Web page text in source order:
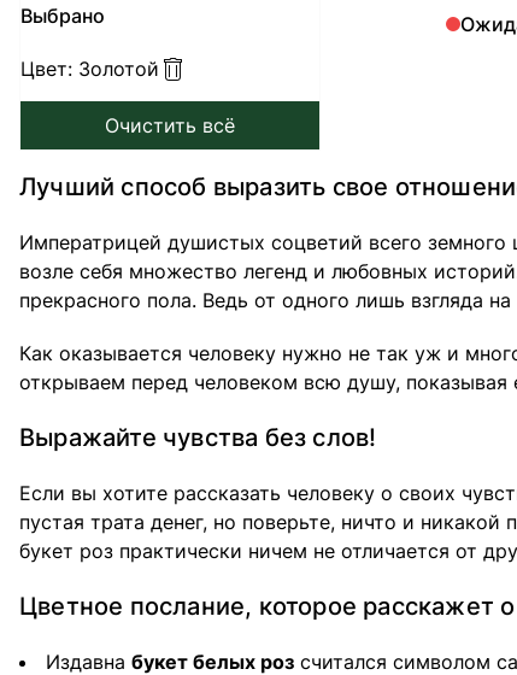
Выбрано
Цвет: Золотой
Очистить всё
Лучший способ выразить свое
Императрицей душистых соцветий всего
возле себя множество легенд и любовных
прекрасного пола. Ведь от одного лишь взгляда
Как оказывается человеку нужно не так уж и
открываем перед человеком всю душу,
Выражайте чувства без слов!
Если вы хотите рассказать человеку о своих
пустая трата денег, но поверьте, ничто и
букет роз практически ничем не отличается от
Цветное послание, которое расскажет
Издавна букет белых роз считался символом